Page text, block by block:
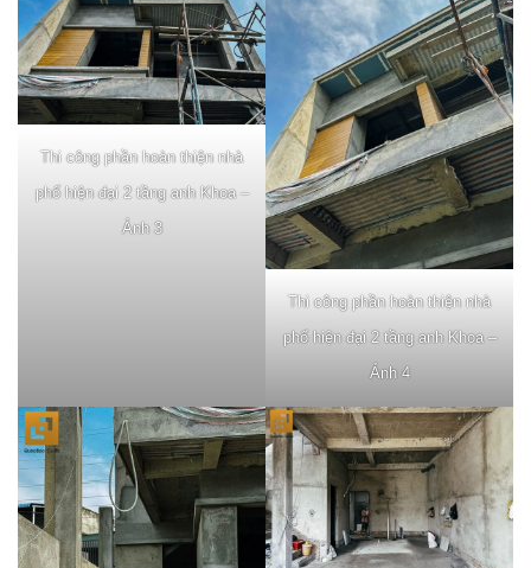
Thi công phần hoàn thiện nhà
phố hiện đại 2 tầng anh Khoa –
Ảnh 3
Thi công phần hoàn thiện nhà
phố hiện đại 2 tầng anh Khoa –
Ảnh 4